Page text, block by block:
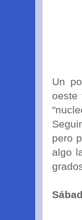
Un
oeste
pero
algo